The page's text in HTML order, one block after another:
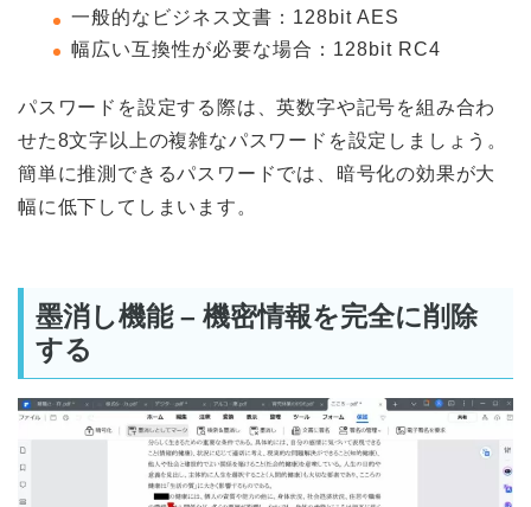
一般的なビジネス文書：128bit AES
幅広い互換性が必要な場合：128bit RC4
パスワードを設定する際は、英数字や記号を組み合わ
せた8文字以上の複雑なパスワードを設定しましょう。
簡単に推測できるパスワードでは、暗号化の効果が大
幅に低下してしまいます。
墨消し機能 – 機密情報を完全に削除
する